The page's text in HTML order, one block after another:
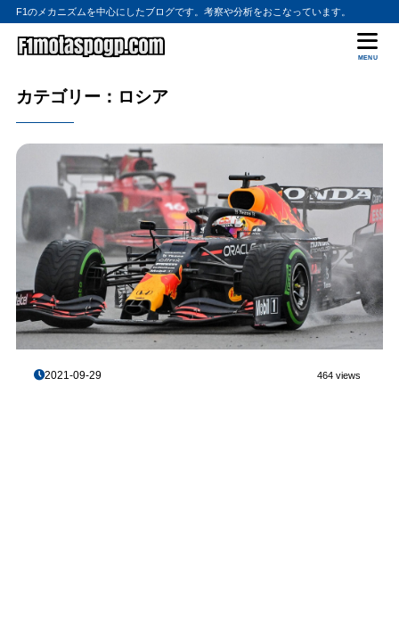
F1のメカニズムを中心にしたブログです。考察や分析をおこなっています。
MENU
カテゴリー：ロシア
2021-09-29 464 views